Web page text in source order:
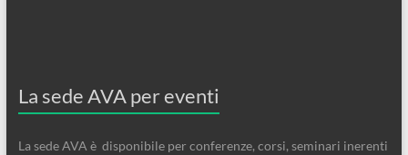
La sede AVA per eventi
La sede AVA è disponibile per conferenze, corsi, seminari inerenti